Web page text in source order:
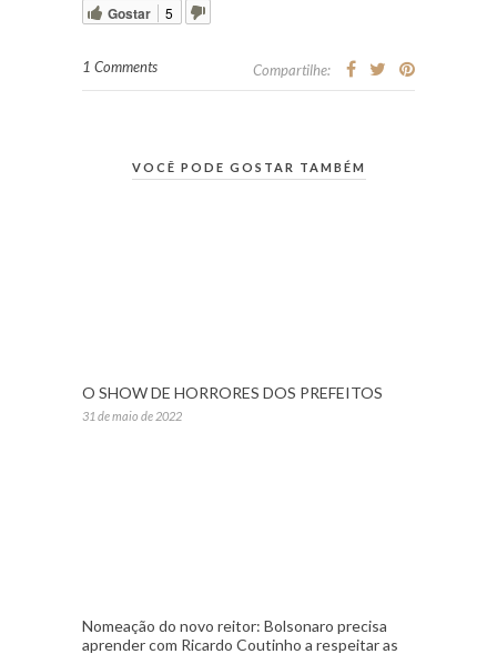
Gostar 5
1 Comments Compartilhe:
VOCÊ PODE GOSTAR TAMBÉM
O SHOW DE HORRORES DOS PREFEITOS
31 de maio de 2022
Nomeação do novo reitor: Bolsonaro precisa
aprender com Ricardo Coutinho a respeitar as